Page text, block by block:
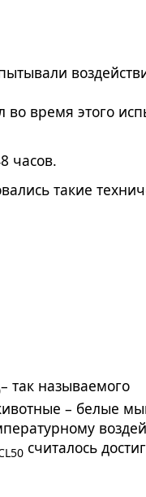
время этого
часов.
такие
– так называемого
– белые
считалось